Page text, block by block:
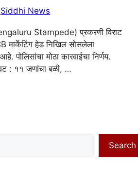
Siddhi News
Stampede) प्रकरणी विराट
मार्केटिंग हेड निखिल सोसलेला
पोलिसांचा मोठा कारवाईचा निर्णय.
: ११ जणांचा बळी, …
Search